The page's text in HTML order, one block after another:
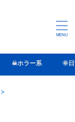
☠ホラー系 🌞
>